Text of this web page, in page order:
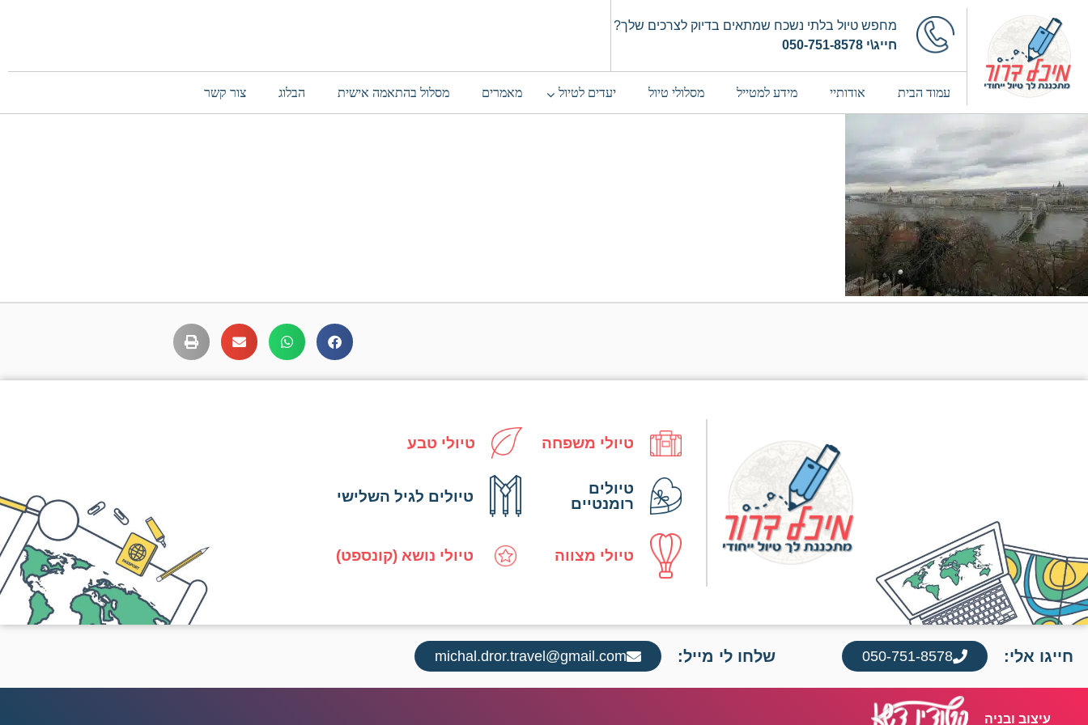
מחפש טיול בלתי נשכח שמתאים בדיוק לצרכים שלך?
חייג\י 050-751-8578
עמוד הבית אודותיי מידע למטייל מסלולי טיול יעדים לטיול מאמרים מסלול בהתאמה אישית הבלוג צור קשר
טיולי משפחה טיולי טבע
טיולים
רומנטיים
טיולים לגיל השלישי
טיולי מצווה טיולי נושא (קונספט)
חייגו אלי: 050-751-8578 שלחו לי מייל: michal.dror.travel@gmail.com
עיצוב ובניה